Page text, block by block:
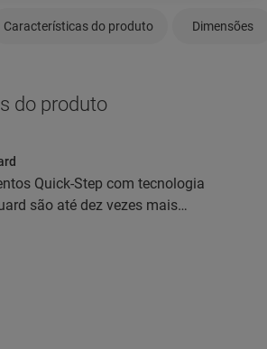
Características do produto Dimensões
do produto
Quick-Step com tecnologia
são até dez vezes mais
aos riscos do que os pavimentos sem